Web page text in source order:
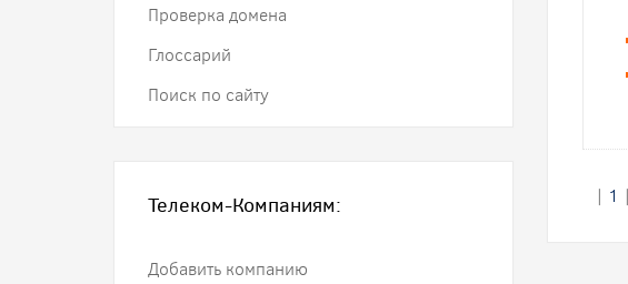
| 1 |
Проверка домена
Глоссарий
Поиск по сайту
Телеком-Компаниям:
Добавить компанию